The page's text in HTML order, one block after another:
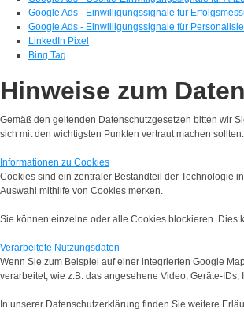
Google Ads - Einwilligungssignale für
Google Ads - Einwilligungssignale für
LinkedIn Pixel
Bing Tag
Hinweise zum
Gemäß den geltenden Datenschutzgesetzen bitten wir
sich mit den wichtigsten Punkten vertraut machen
Informationen zu Cookies
Cookies sind ein zentraler Bestandteil der Technologie
Auswahl mithilfe von Cookies merken.
Sie können einzelne oder alle Cookies blockieren. Dies
Verarbeitete Nutzungsdaten
Wenn Sie zum Beispiel auf einer integrierten Google
verarbeitet, wie z.B. das angesehene Video, Geräte-
In unserer Datenschutzerklärung finden Sie weitere